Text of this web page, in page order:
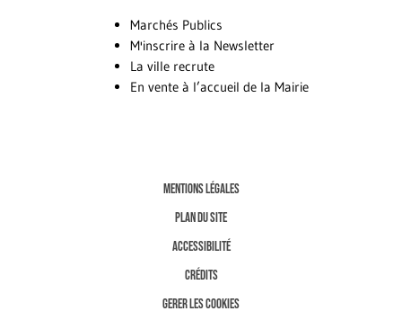
Marchés Publics
M'inscrire à la Newsletter
La ville recrute
En vente à l’accueil de la Mairie
MENTIONS LÉGALES
PLAN DU SITE
ACCESSIBILITÉ
CRÉDITS
GERER LES COOKIES